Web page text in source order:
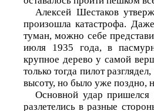
Алексей Шестаков
произошла катастрофа.
туман, можно себе
июля 1935 года, в
крупное дерево у самой
только тогда пилот
высоту, но было уже поздно,
Основной удар пришелся
разлетелись в разные